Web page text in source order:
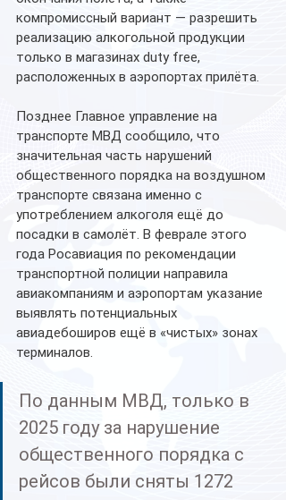
компромиссный вариант — разрешить
реализацию алкогольной продукции
только в магазинах duty free,
расположенных в аэропортах прилёта.
Позднее Главное управление на
транспорте МВД сообщило, что
значительная часть нарушений
общественного порядка на воздушном
транспорте связана именно с
употреблением алкоголя ещё до
посадки в самолёт. В феврале этого
года Росавиация по рекомендации
транспортной полиции направила
авиакомпаниям и аэропортам указание
выявлять потенциальных
авиадебоширов ещё в «чистых» зонах
терминалов.
По данным МВД, только в
2025 году за нарушение
общественного порядка с
рейсов были сняты 1272